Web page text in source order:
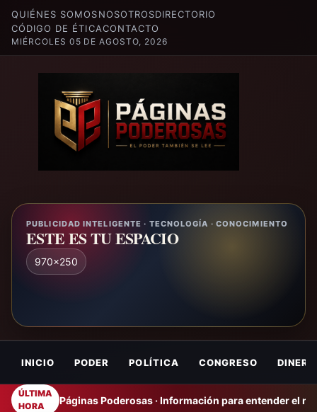
QUIÉNES SOMOSNOSOTROSDIRECTORIO
CÓDIGO DE ÉTICACONTACTO
MIÉRCOLES 05 DE AGOSTO, 2026
PUBLICIDAD INTELIGENTE · TECNOLOGÍA · CONOCIMIENTO
ESTE ES TU ESPACIO
970x250
INICIO PODER POLÍTICA CONGRESO DINERO
ÚLTIMA
HORA
Páginas Poderosas · Información para entender el